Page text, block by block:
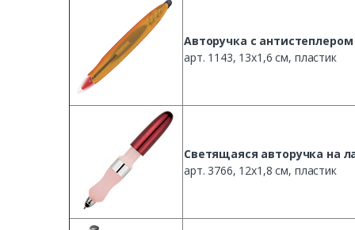
Авторучка с антистеплером
арт. 1143, 13х1,6 см, пластик
Светящаяся авторучка на
арт. 3766, 12х1,8 см, пластик